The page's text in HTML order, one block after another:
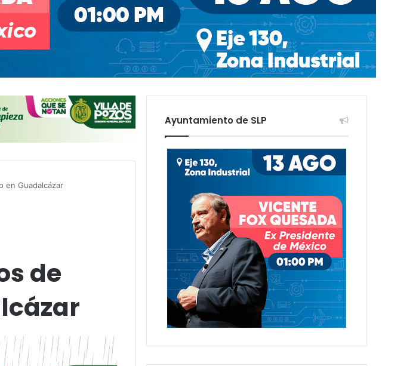
en Guadalcázar
de
Ayuntamiento de SLP